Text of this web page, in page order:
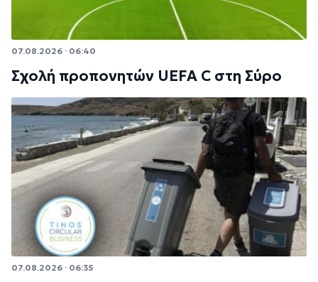
07.08.2026 · 06:40
Σχολή προπονητών UEFA C στη Σύρο
07.08.2026 · 06:35